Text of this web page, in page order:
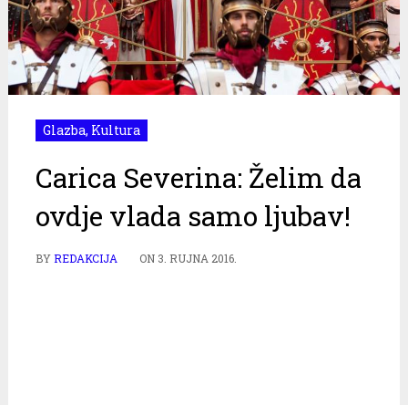
Glazba, Kultura
Carica Severina: Želim da
ovdje vlada samo ljubav!
BYREDAKCIJA ON 3. RUJNA 2016.